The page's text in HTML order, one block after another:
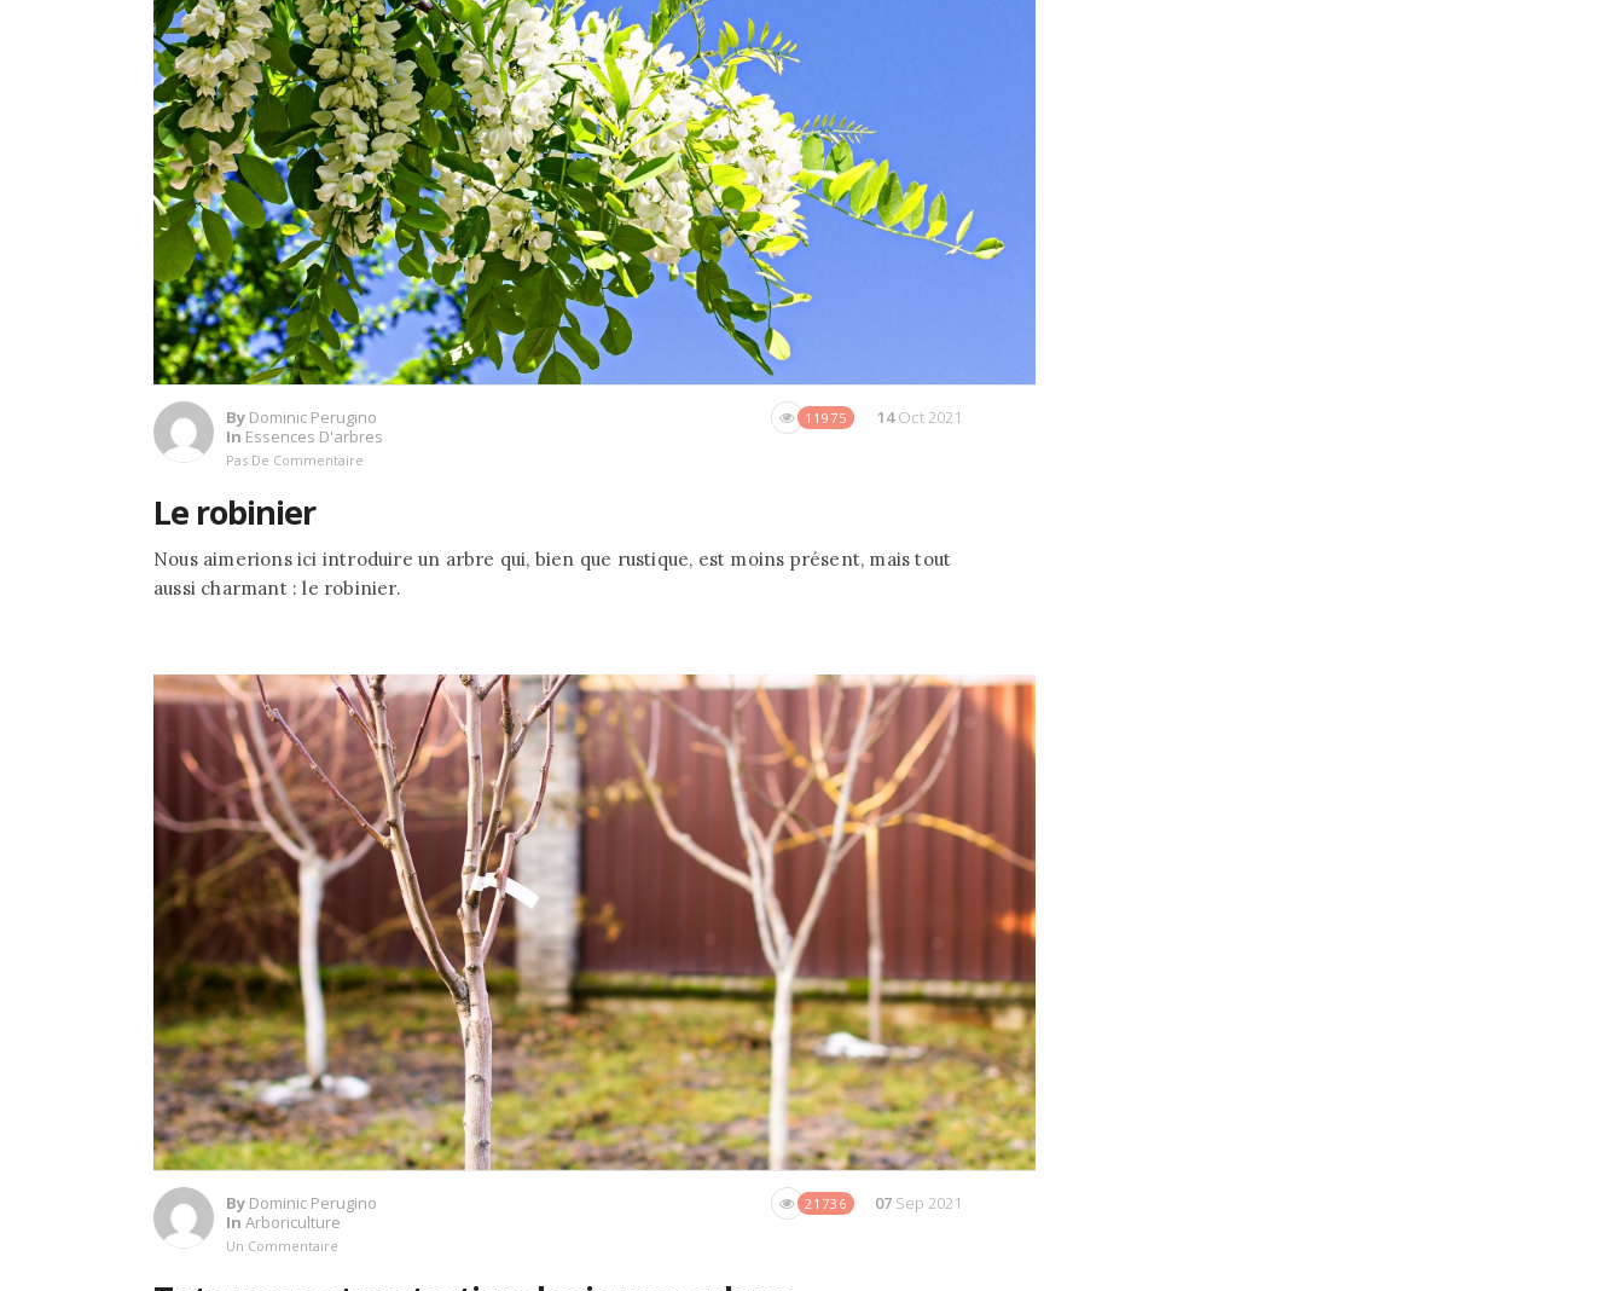
By Dominic Perugino
In Essences D'arbres
Pas De Commentaire
11975 14Oct 2021
Le robinier
Nous aimerions ici introduire un arbre qui, bien que rustique, est moins présent, mais tout
aussi charmant : le robinier.
By Dominic Perugino
In Arboriculture
Un Commentaire
21736 07 Sep 2021